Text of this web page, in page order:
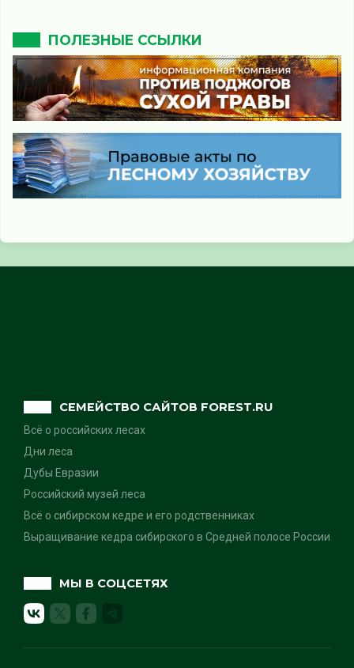
ПОЛЕЗНЫЕ ССЫЛКИ
СЕМЕЙСТВО САЙТОВ FOREST.RU
Всё о российских лесах
Дни леса
Дубы Евразии
Российский музей леса
Всё о сибирском кедре и его родственниках
Выращивание кедра сибирского в Средней полосе России
МЫ В СОЦСЕТЯХ